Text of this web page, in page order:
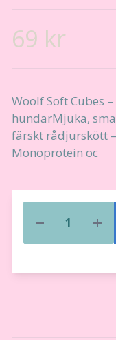
69 kr
Woolf Soft Cubes
hundarMjuka,
färskt rådjurskött
Monoprotein oc